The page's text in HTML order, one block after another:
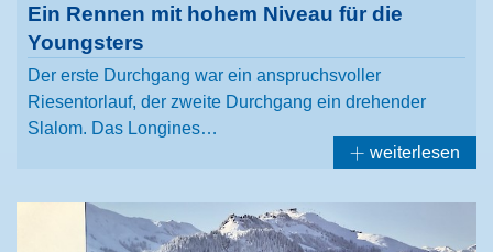
Ein Rennen mit hohem Niveau für die
Youngsters
Der erste Durchgang war ein anspruchsvoller
Riesentorlauf, der zweite Durchgang ein drehender
Slalom. Das Longines…
weiterlesen